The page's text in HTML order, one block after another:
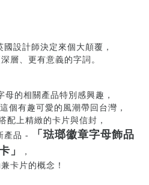
設計師決定來個大顛覆，
深層、更有意義的字詞 。
母的相關產品特別感興趣，
個有趣可愛的風潮帶回台灣，
配上精緻的卡片與信封，
產品 -
「琺瑯徽章字母飾品
」
，
卡片的概念！